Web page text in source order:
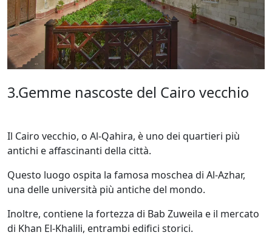
3.Gemme nascoste del Cairo vecchio
Il Cairo vecchio, o Al-Qahira, è uno dei quartieri più
antichi e affascinanti della città.
Questo luogo ospita la famosa moschea di Al-Azhar,
una delle università più antiche del mondo.
Inoltre, contiene la fortezza di Bab Zuweila e il mercato
di Khan El-Khalili, entrambi edifici storici.